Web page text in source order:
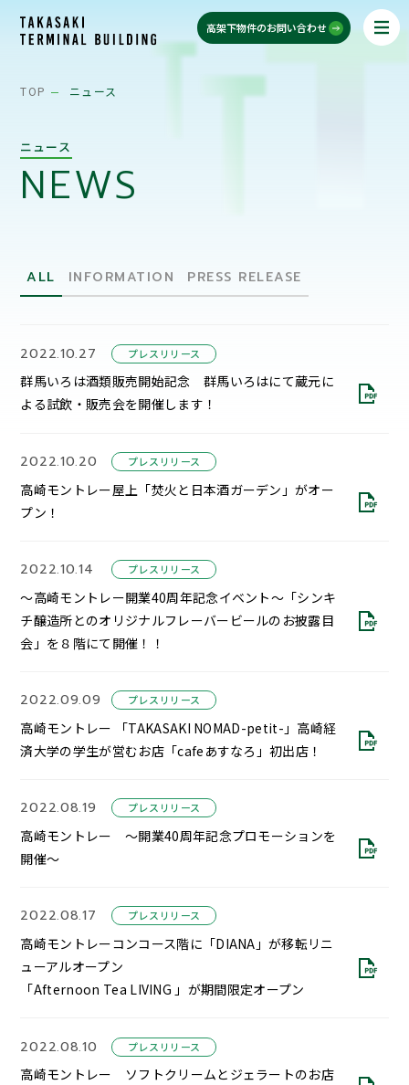
高架下物件のお問い合わせ
TOP ニュース
ニュース
NEWS
ALL INFORMATION PRESS RELEASE
2022.10.27 プレスリリース
群馬いろは酒類販売開始記念 群馬いろはにて蔵元に
よる試飲・販売会を開催します！
2022.10.20 プレスリリース
高崎モントレー屋上「焚火と日本酒ガーデン」がオー
プン！
2022.10.14 プレスリリース
～高崎モントレー開業40周年記念イベント～「シンキ
チ醸造所とのオリジナルフレーバービールのお披露目
会」を８階にて開催！！
2022.09.09 プレスリリース
高崎モントレー 「TAKASAKI NOMAD-petit-」高崎経
済大学の学生が営むお店「cafeあすなろ」初出店！
2022.08.19 プレスリリース
高崎モントレー ～開業40周年記念プロモーションを
開催～
2022.08.17 プレスリリース
高崎モントレーコンコース階に「DIANA」が移転リニ
ューアルオープン
「Afternoon Tea LIVING 」が期間限定オープン
2022.08.10 プレスリリース
高崎モントレー ソフトクリームとジェラートのお店